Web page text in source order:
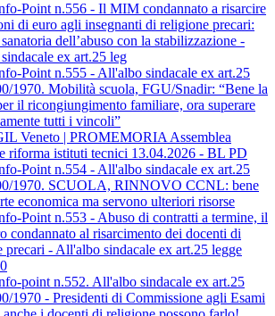
Point n.556 - Il MIM condannato a risarcire
di euro agli insegnanti di religione precari:
sanatoria dell’abuso con la stabilizzazione -
ex art.25 leg
Point n.555 - All'albo sindacale ex art.25
1970. Mobilità scuola, FGU/Snadir: “Bene la
il ricongiungimento familiare, ora superare
tutti i vincoli”
Veneto | PROMEMORIA Assemblea
riforma istituti tecnici 13.04.2026 - BL PD
Point n.554 - All'albo sindacale ex art.25
1970. SCUOLA, RINNOVO CCNL: bene
economica ma servono ulteriori risorse
Point n.553 - Abuso di contratti a termine, il
condannato al risarcimento dei docenti di
precari - All'albo sindacale ex art.25 legge
point n.552. All'albo sindacale ex art.25
1970 - Presidenti di Commissione agli Esami